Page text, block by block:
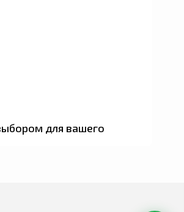
для вашего